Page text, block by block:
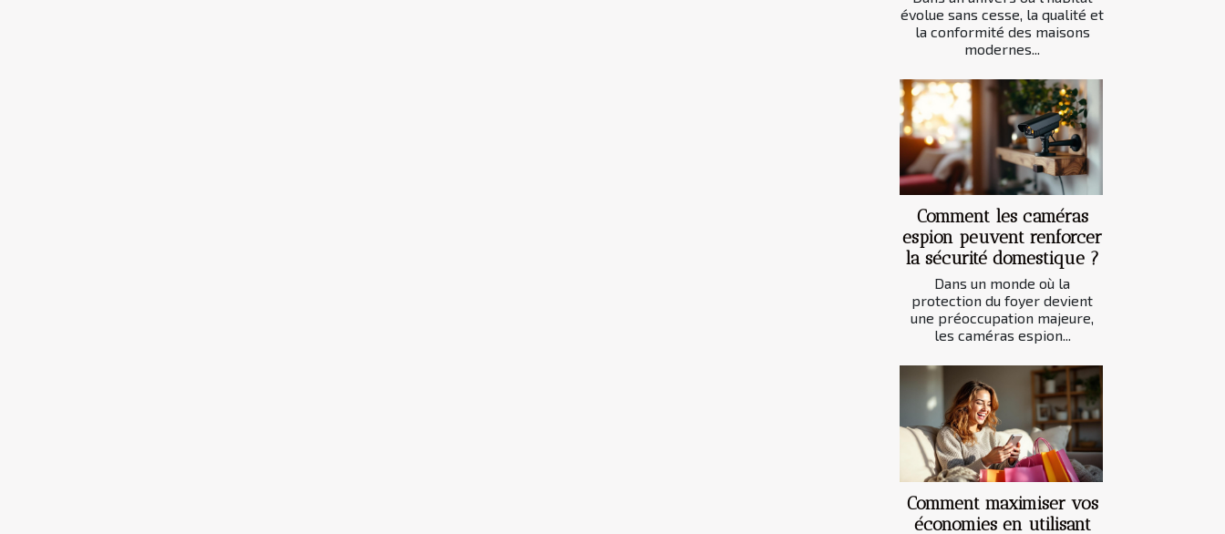
évolue sans cesse, la qualité et
la conformité des maisons
modernes...
Comment les caméras
espion peuvent renforcer
la sécurité domestique ?
Dans un monde où la
protection du foyer devient
une préoccupation majeure,
les caméras espion...
Comment maximiser vos
économies en utilisant